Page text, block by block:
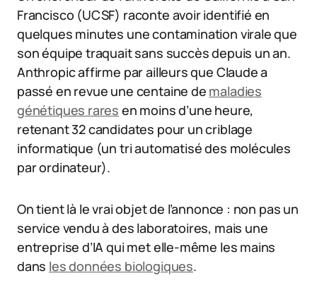
Francisco (UCSF) raconte avoir identifié en
quelques minutes une contamination virale que
son équipe traquait sans succès depuis un an.
Anthropic affirme par ailleurs que Claude a
passé en revue une centaine de maladies
génétiques rares en moins d’une heure,
retenant 32 candidates pour un criblage
informatique (un tri automatisé des molécules
par ordinateur).
On tient là le vrai objet de l’annonce : non pas un
service vendu à des laboratoires, mais une
entreprise d’IA qui met elle-même les mains
dans les données biologiques.